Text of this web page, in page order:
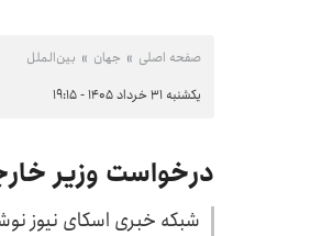
صفحه اصلی جهان بین‌الملل
یکشنبه ۳۱ خرداد ۱۴۰۵ - ۱۹:۱۵
درخواست وزیر
شبکه خبری اسکای نیوز